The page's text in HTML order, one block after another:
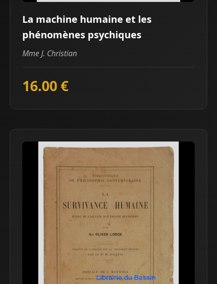
La machine humaine et les
phénomènes psychiques
Mme J. Christian
16.00 €